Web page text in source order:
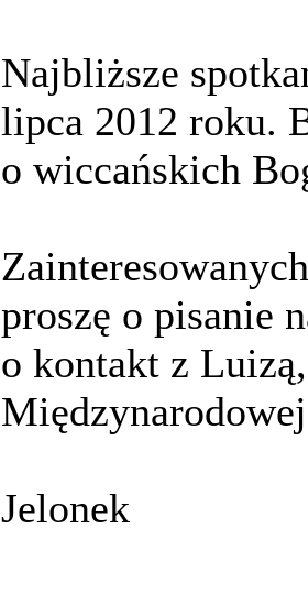
Najbliższe
lipca 2012 roku.
o wiccańskich
proszę o pisanie
o kontakt z
Jelonek